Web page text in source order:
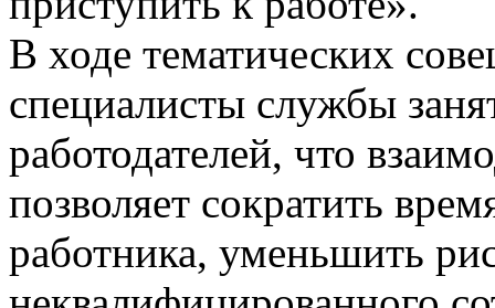
В ходе тематических
специалисты службы
работодателей, что
позволяет сократить
работника, уменьшить